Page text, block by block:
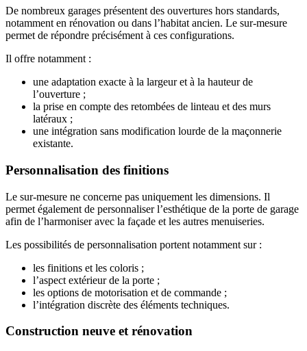
De nombreux garages présentent des ouvertures hors standards,
notamment en rénovation ou dans l’habitat ancien. Le sur-mesure
permet de répondre précisément à ces configurations.
Il offre notamment :
une adaptation exacte à la largeur et à la hauteur de
l’ouverture ;
la prise en compte des retombées de linteau et des murs
latéraux ;
une intégration sans modification lourde de la maçonnerie
existante.
Personnalisation des finitions
Le sur-mesure ne concerne pas uniquement les dimensions. Il
permet également de personnaliser l’esthétique de la porte de garage
afin de l’harmoniser avec la façade et les autres menuiseries.
Les possibilités de personnalisation portent notamment sur :
les finitions et les coloris ;
l’aspect extérieur de la porte ;
les options de motorisation et de commande ;
l’intégration discrète des éléments techniques.
Construction neuve et rénovation